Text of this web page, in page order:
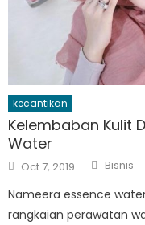
kecantikan
Kelembaban Kulit
Water
Posted
on
Oct 7, 2019 Author
Bisnis
Nameera essence
rangkaian perawatan